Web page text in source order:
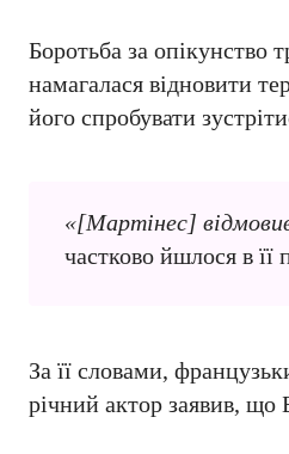
Боротьба за опікунство
намагалася відновити
його спробувати
«[Мартінес]
частково йшлося в її
За її словами,
річний актор заявив, що